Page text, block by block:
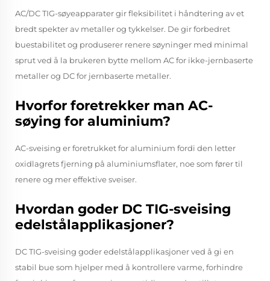
AC/DC TIG-søyeapparater gir fleksibilitet i håndtering av et
bredt spekter av metaller og tykkelser. De gir forbedret
buestabilitet og produserer renere søyninger med minimal
sprut ved å la brukeren bytte mellom AC for ikke-jernbaserte
metaller og DC for jernbaserte metaller.
Hvorfor foretrekker man AC-
søying for aluminium?
AC-sveising er foretrukket for aluminium fordi den letter
oxidlagrets fjerning på aluminiumsflater, noe som fører til
renere og mer effektive sveiser.
Hvordan goder DC TIG-sveising
edelstålapplikasjoner?
DC TIG-sveising goder edelstålapplikasjoner ved å gi en
stabil bue som hjelper med å kontrollere varme, forhindre